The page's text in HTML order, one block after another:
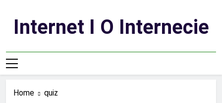
contentInternet I O Internecie
Home quiz